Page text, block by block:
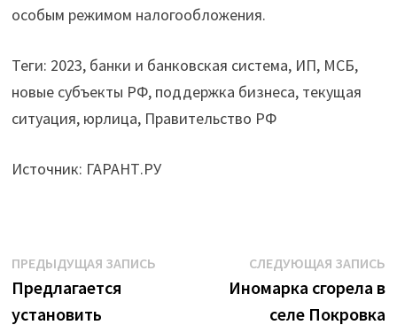
особым режимом налогообложения.
Теги: 2023, банки и банковская система, ИП, МСБ,
новые субъекты РФ, поддержка бизнеса, текущая
ситуация, юрлица, Правительство РФ
Источник: ГАРАНТ.РУ
Навигация
по
ПРЕДЫДУЩАЯ ЗАПИСЬПредыдущая
Предлагается
установить
СЛЕДУЮЩАЯ ЗАПИСЬ
Иномарка сгорела в
селе Покровка